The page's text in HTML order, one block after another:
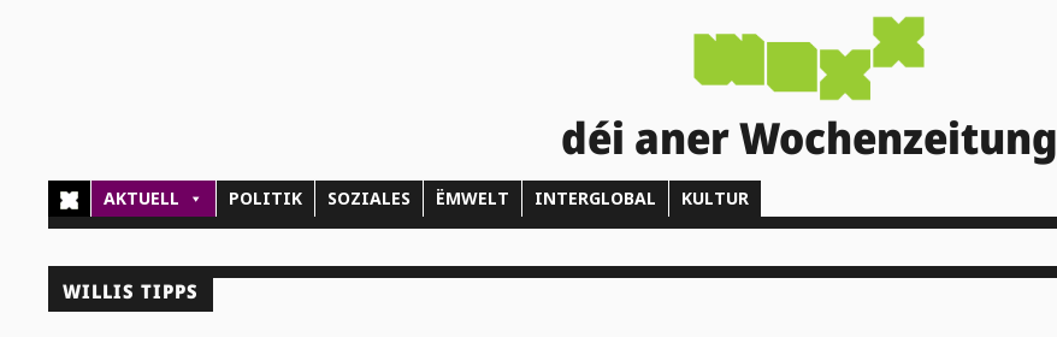
déi aner Wochenzeitung
AKTUELL POLITIK SOZIALES ËMWELT INTERGLOBAL KULTUR
WILLIS TIPPS